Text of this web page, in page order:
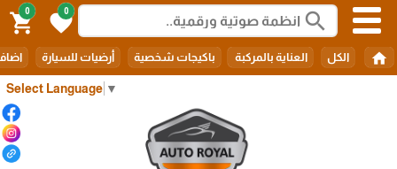
Select Language ▼
search
0
favorite
0
shopping_cart
home الكل العناية بالمركبة باكيجات شخصية أرضيات للسيارة